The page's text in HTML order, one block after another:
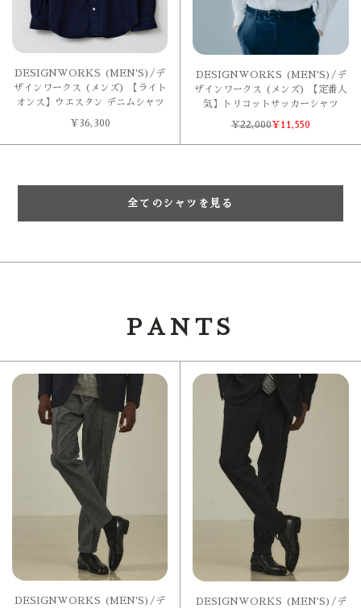
DESIGNWORKS (MEN'S)/デ
ザインワークス (メンズ) 【ライト
オンス】ウエスタン デニムシャツ
¥ 36,300
DESIGNWORKS (MEN'S)/デ
ザインワークス (メンズ) 【定番人
気】トリコットサッカーシャツ
¥22,000¥11,550
全てのシャツを見る
PANTS
DESIGNWORKS (MEN'S)/デ
DESIGNWORKS (MEN'S)/デ